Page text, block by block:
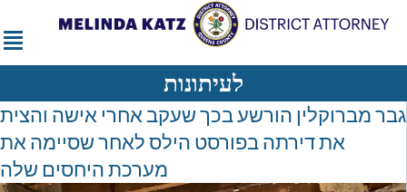
לעיתונות
גבר מברוקלין הורשע בכך שעקב אחרי אישה והצית
את דירתה בפורסט הילס לאחר שסיימה את
מערכת היחסים שלה